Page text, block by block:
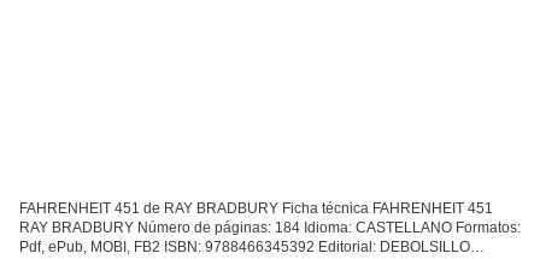
FAHRENHEIT 451 de RAY BRADBURY Ficha técnica FAHRENHEIT 451
RAY BRADBURY Número de páginas: 184 Idioma: CASTELLANO Formatos:
Pdf, ePub, MOBI, FB2 ISBN: 9788466345392 Editorial: DEBOLSILLO